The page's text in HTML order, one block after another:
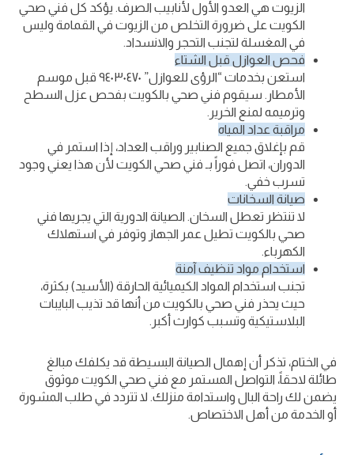
الزيوت هي العدو الأول لأنابيب الصرف. يؤكد كل فني صحي
الكويت على ضرورة التخلص من الزيوت في القمامة وليس
في المغسلة لتجنب التحجر والانسداد.
فحص العوازل قبل الشتاء
استعن بخدمات “الرؤى للعوازل” ٩٤٠٣٠٤٧٠ قبل موسم
الأمطار. سيقوم فني صحي بالكويت بفحص عزل السطح
وترميمه لمنع الخرير.
مراقبة عداد المياه
قم بإغلاق جميع الصنابير وراقب العداد، إذا استمر في
الدوران، اتصل فوراً بـ فني صحي الكويت لأن هذا يعني وجود
تسرب خفي.
صيانة السخانات
لا تنتظر تعطل السخان. الصيانة الدورية التي يجريها فني
صحي بالكويت تطيل عمر الجهاز وتوفر في استهلاك
الكهرباء.
استخدام مواد تنظيف آمنة
تجنب استخدام المواد الكيميائية الحارقة (الأسيد) بكثرة،
حيث يحذر فني صحي بالكويت من أنها قد تذيب البايبات
البلاستيكية وتسبب كوارث أكبر.
في الختام، تذكر أن إهمال الصيانة البسيطة قد يكلفك مبالغ
طائلة لاحقاً، التواصل المستمر مع فني صحي الكويت موثوق
يضمن لك راحة البال واستدامة منزلك. لا تتردد في طلب المشورة
أو الخدمة من أهل الاختصاص.